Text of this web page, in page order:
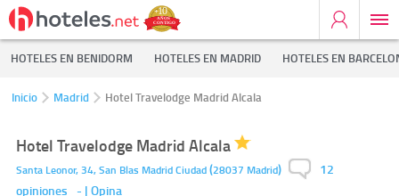
HOTELES EN BENIDORM HOTELES EN MADRID HOTELES EN
Inicio Madrid Hotel Travelodge Madrid Alcala
Hotel Travelodge Madrid Alcala
Santa Leonor, 34, San Blas Madrid Ciudad(28037 Madrid)
12
opiniones - | Opina